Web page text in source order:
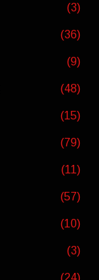
(3)
(36)
(9)
(48)
(15)
(79)
(11)
(57)
(10)
(3)
(24)